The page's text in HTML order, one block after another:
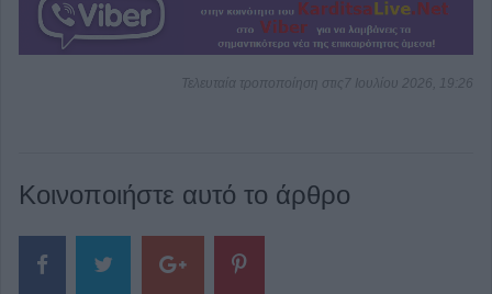
Τελευταία τροποποίηση στις7 Ιουλίου 2026, 19:26
Κοινοποιήστε αυτό το άρθρο